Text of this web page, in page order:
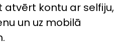
atvērt kontu ar selfiju,
un uz mobilā